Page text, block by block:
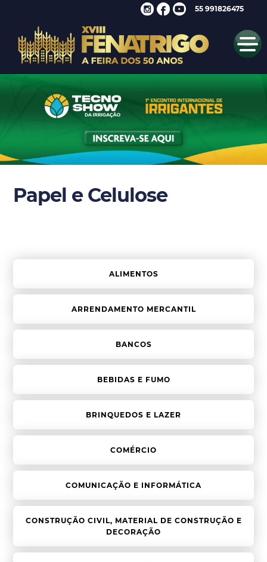
55 991826475
Papel e Celulose
ALIMENTOS
ARRENDAMENTO MERCANTIL
BANCOS
BEBIDAS E FUMO
BRINQUEDOS E LAZER
COMÉRCIO
COMUNICAÇÃO E INFORMÁTICA
CONSTRUÇÃO CIVIL, MATERIAL DE CONSTRUÇÃO E
DECORAÇÃO